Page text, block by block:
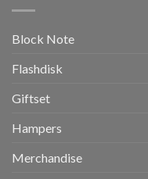
Block Note
Flashdisk
Giftset
Hampers
Merchandise